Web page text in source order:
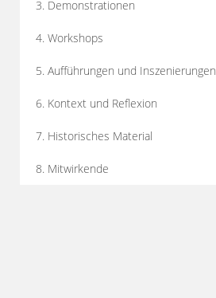
3. Demonstrationen
4. Workshops
5. Aufführungen und Inszenierungen
6. Kontext und Reflexion
7. Historisches Material
8. Mitwirkende